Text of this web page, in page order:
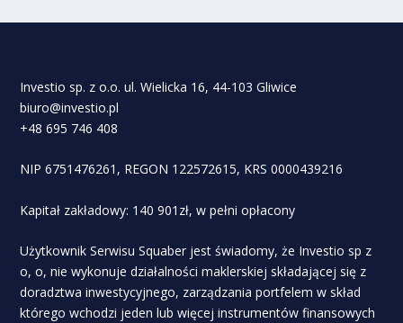
Investio sp. z o.o. ul. Wielicka 16, 44-103 Gliwice
biuro@investio.pl
+48 695 746 408
NIP 6751476261, REGON 122572615, KRS 0000439216
Kapitał zakładowy: 140 901zł, w pełni opłacony
Użytkownik Serwisu Squaber jest świadomy, że Investio sp z
o, o, nie wykonuje działalności maklerskiej składającej się z
doradztwa inwestycyjnego, zarządzania portfelem w skład
którego wchodzi jeden lub więcej instrumentów finansowych